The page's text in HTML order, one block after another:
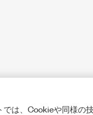
では、Cookieや同様の